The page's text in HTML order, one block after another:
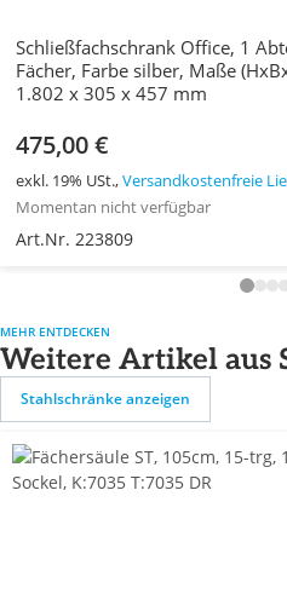
Schließfachschrank Office, 1
Fächer, Farbe silber, Maße
1.802 x 305 x 457 mm
475,00 €
exkl. 19% USt.,Versandkostenfreie
Momentan nicht verfügbar
Art.Nr. 223809
MEHR ENTDECKEN
Weitere Artikel aus
Stahlschränke anzeigen